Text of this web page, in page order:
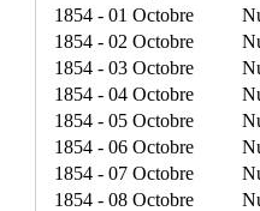
1854 - 01 Octobre
1854 - 02 Octobre
1854 - 03 Octobre
1854 - 04 Octobre
1854 - 05 Octobre
1854 - 06 Octobre
1854 - 07 Octobre
1854 - 08 Octobre